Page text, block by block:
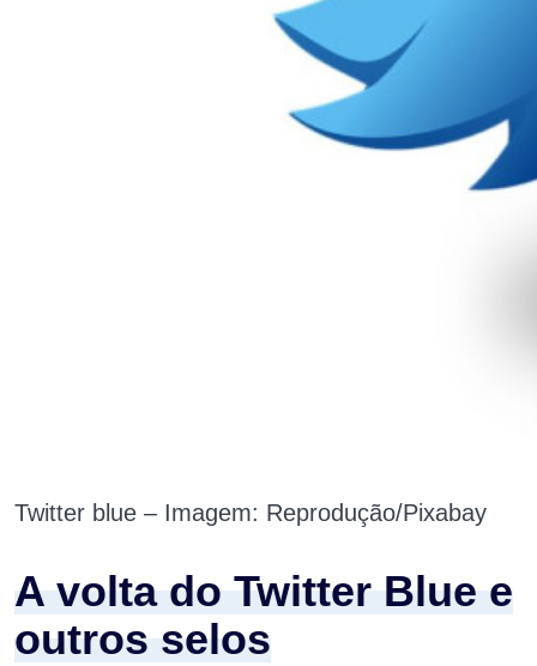
Twitter blue – Imagem: Reprodução/Pixabay
A volta do Twitter Blue e
outros selos